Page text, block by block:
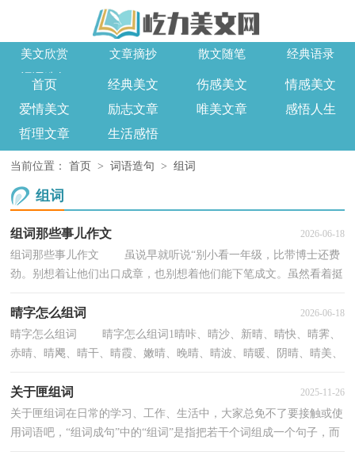
美文欣赏 文章摘抄 散文随笔
经典语录
词语造句
首页 经典美文 伤感美文
情感美文
爱情美文
励志文章 唯美文章
感悟人生
哲理文章
生活感悟
当前位置： 首页 > 词语造句 > 组词
组词
组词那些事儿作文 2026-06-18
组词那些事儿作文 虽说早就听说“别小看一年级，比带博士还费
劲。别想着让他们出口成章，也别想着他们能下笔成文。虽然看着挺
晴字怎么组词 2026-06-18
晴字怎么组词 晴字怎么组词1晴咔、晴沙、新晴、晴快、晴霁、
赤晴、晴飔、晴干、晴霞、嫩晴、晚晴、晴波、晴暖、阴晴、晴美、
关于匣组词 2025-11-26
关于匣组词在日常的学习、工作、生活中，大家总免不了要接触或使
用词语吧，“组词成句”中的“组词”是指把若干个词组成一个句子，而